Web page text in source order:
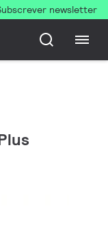
newsletter